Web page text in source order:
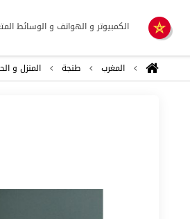
الكمبيوتر و الهواتف و الوسائط
المغرب طنجة المنزل و